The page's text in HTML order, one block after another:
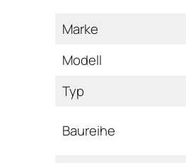
Marke
Modell
Typ
Baureihe